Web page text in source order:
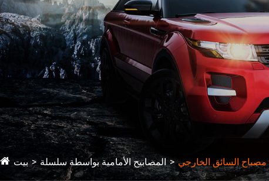
بيت المصابيح الأمامية بواسطة سلسلة